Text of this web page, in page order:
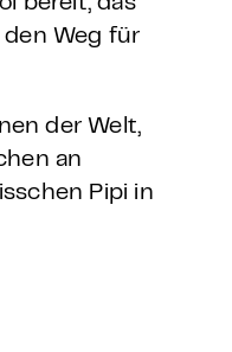
bereit, das
den Weg für
der Welt,
an
Pipi in